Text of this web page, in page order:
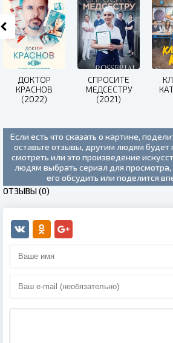
ДОКТОР
КРАСНОВ
(2022)
СПРОСИТЕ
МЕДСЕСТРУ
(2021)
Если есть что сказать о картине,
оставьте отзывы, другим людям будет
смотреть или это произведение
людям выбрать сериал для
его обсудить или поделится
ОТЗЫВЫ (0)